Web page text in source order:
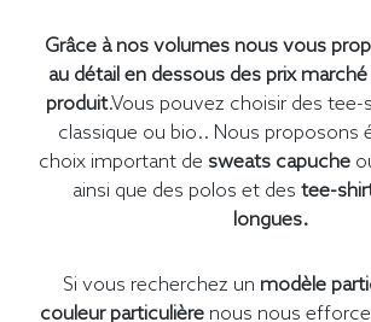
Grâce à nos volumes nous vous
au détail en dessous des prix
produit.Vous pouvez choisir des
classique ou bio.. Nous proposons
choix important de sweats capuche
ainsi que des polos et des tee-
longues.
Si vous recherchez un modèle
couleur particulièrenous nous